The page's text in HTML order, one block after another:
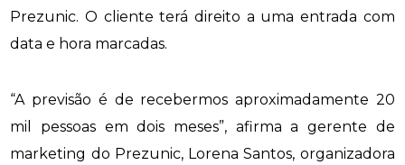
Prezunic. O cliente terá direito a uma entrada com
data e hora marcadas.
“A previsão é de recebermos aproximadamente 20
mil pessoas em dois meses”, afirma a gerente de
marketing do Prezunic, Lorena Santos, organizadora